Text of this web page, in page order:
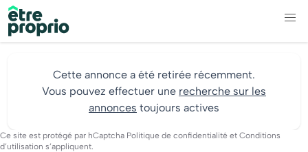
Cette annonce a été retirée récemment.
Vous pouvez effectuer une recherche sur les
annonces toujours actives
Ce site est protégé par hCaptcha Politique de confidentialité et Conditions
d’utilisation s’appliquent.